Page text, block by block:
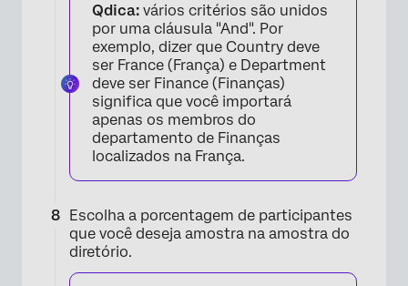
Qdica: vários critérios são unidos
por uma cláusula "And". Por
exemplo, dizer que Country deve
ser France (França) e Department
deve ser Finance (Finanças)
significa que você importará
apenas os membros do
departamento de Finanças
localizados na França.
Escolha a porcentagem de participantes
que você deseja amostra na amostra do
diretório.